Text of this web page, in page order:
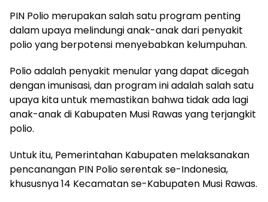
PIN Polio merupakan salah satu program penting
dalam upaya melindungi anak-anak dari penyakit
polio yang berpotensi menyebabkan kelumpuhan.
Polio adalah penyakit menular yang dapat dicegah
dengan imunisasi, dan program ini adalah salah satu
upaya kita untuk memastikan bahwa tidak ada lagi
anak-anak di Kabupaten Musi Rawas yang terjangkit
polio.
Untuk itu, Pemerintahan Kabupaten melaksanakan
pencanangan PIN Polio serentak se-Indonesia,
khususnya 14 Kecamatan se-Kabupaten Musi Rawas.